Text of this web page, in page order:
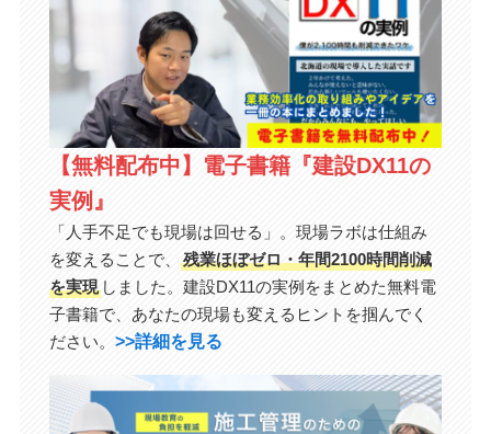
【無料配布中】電子書籍『建設DX11の
実例』
「人手不足でも現場は回せる」。現場ラボは仕組み
を変えることで、
残業ほぼゼロ・年間2100時間削減
を実現しました。建設DX11の実例をまとめた無料電
子書籍で、あなたの現場も変えるヒントを掴んでく
ださい。 >>詳細を見る